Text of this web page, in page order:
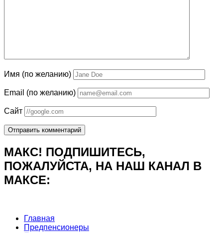
Имя (по желанию)
Email (по желанию)
Сайт
МАКС! ПОДПИШИТЕСЬ,
ПОЖАЛУЙСТА, НА НАШ КАНАЛ В
МАКСЕ:
Главная
Предпенсионеры